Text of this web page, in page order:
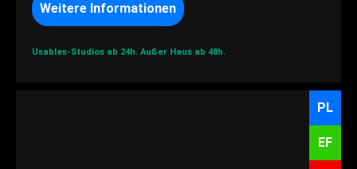
Weitere Informationen
Usables-Studios ab 24h. Außer Haus ab 48h.
PL
EF